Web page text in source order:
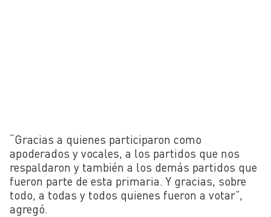
“Gracias a quienes participaron como
apoderados y vocales, a los partidos que nos
respaldaron y también a los demás partidos que
fueron parte de esta primaria. Y gracias, sobre
todo, a todas y todos quienes fueron a votar”,
agregó.